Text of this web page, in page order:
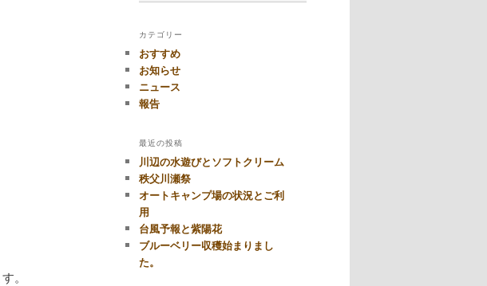
。
カテゴリー
おすすめ
お知らせ
ニュース
報告
最近の投稿
川辺の水遊びとソフトクリーム
秩父川瀬祭
オートキャンプ場の状況とご利
用
台風予報と紫陽花
ブルーベリー収穫始まりまし
た。